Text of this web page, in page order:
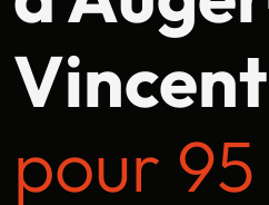
pour